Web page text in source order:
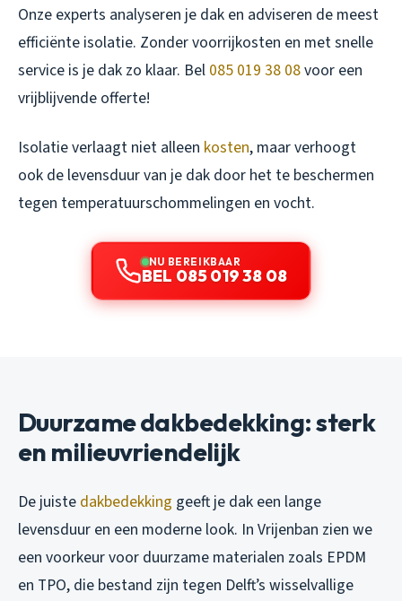
Onze experts analyseren je dak en adviseren de meest
efficiënte isolatie. Zonder voorrijkosten en met snelle
service is je dak zo klaar. Bel 085 019 38 08voor een
vrijblijvende offerte!
Isolatie verlaagt niet alleen kosten, maar verhoogt
ook de levensduur van je dak door het te beschermen
tegen temperatuurschommelingen en vocht.
NU BEREIKBAAR
BEL 085 019 38 08
Duurzame dakbedekking: sterk
en milieuvriendelijk
De juiste dakbedekking geeft je dak een lange
levensduur en een moderne look. In Vrijenban zien we
een voorkeur voor duurzame materialen zoals EPDM
en TPO, die bestand zijn tegen Delft’s wisselvallige